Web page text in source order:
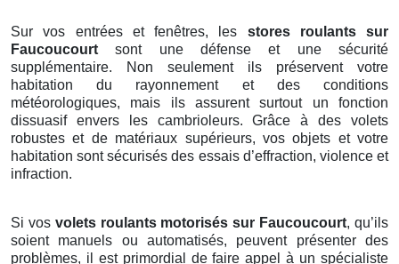
Sur vos entrées et fenêtres, les stores roulants
sur
Faucoucourtsont une défense et une sécurité
supplémentaire. Non seulement ils préservent votre
habitation du rayonnement et des conditions
météorologiques, mais ils assurent surtout un fonction
dissuasif envers les cambrioleurs. Grâce à des volets
robustes et de matériaux supérieurs, vos objets et votre
habitation sont sécurisés des essais d’effraction, violence et
infraction.
Si vos volets roulants motorisés sur Faucoucourt, qu’ils
soient manuels ou automatisés, peuvent présenter des
problèmes, il est primordial de faire appel à un spécialiste